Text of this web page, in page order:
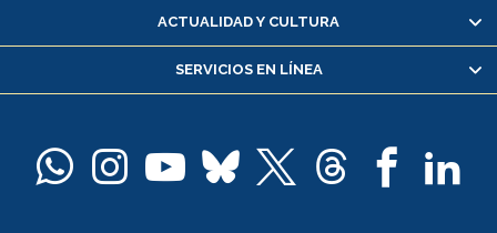
Servicio médico y dental
Pago de arancel y crédito alumnos
Docentes
ACTUALIDAD Y CULTURA
SERVICIOS EN LÍNEA